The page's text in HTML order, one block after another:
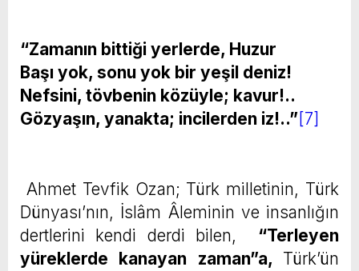
“Zamanın bittiği yerlerde, Huzur
Başı yok, sonu yok bir yeşil deniz!
Nefsini, tövbenin közüyle; kavur!..
Gözyaşın, yanakta; incilerden iz!..” [7]
Ahmet Tevfik Ozan; Türk milletinin, Türk
Dünyası’nın, İslâm Âleminin ve insanlığın
dertlerini kendi derdi bilen, “Terleyen
yüreklerde kanayan zaman”a, Türk’ün